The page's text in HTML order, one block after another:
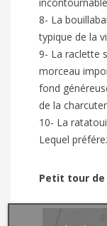
8- La
typique de la
9- La raclette
morceau
fond
de la
10- La
Lequel
Petit tour de